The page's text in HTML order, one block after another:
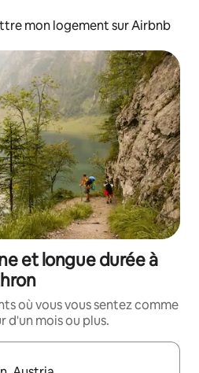
mon logement sur Airbnb
et longue durée à
où vous vous sentez comme
d'un mois ou plus.
utilisez les flèches vers le